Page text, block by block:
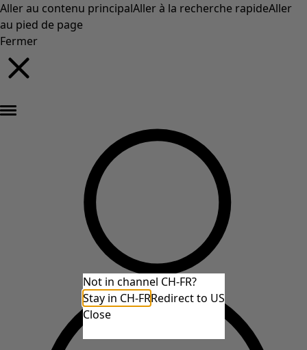
Aller au contenu principalAller à la recherche rapideAller
au pied de page
Fermer
Not in channel CH-FR?
Stay in CH-FRRedirect to US
Close